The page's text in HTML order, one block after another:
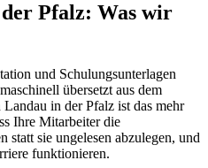
Pfalz: Was wir
und Schulungsunterlagen
übersetzt aus dem
in der Pfalz ist das mehr
Ihre Mitarbeiter die
statt sie ungelesen abzulegen, und
funktionieren.